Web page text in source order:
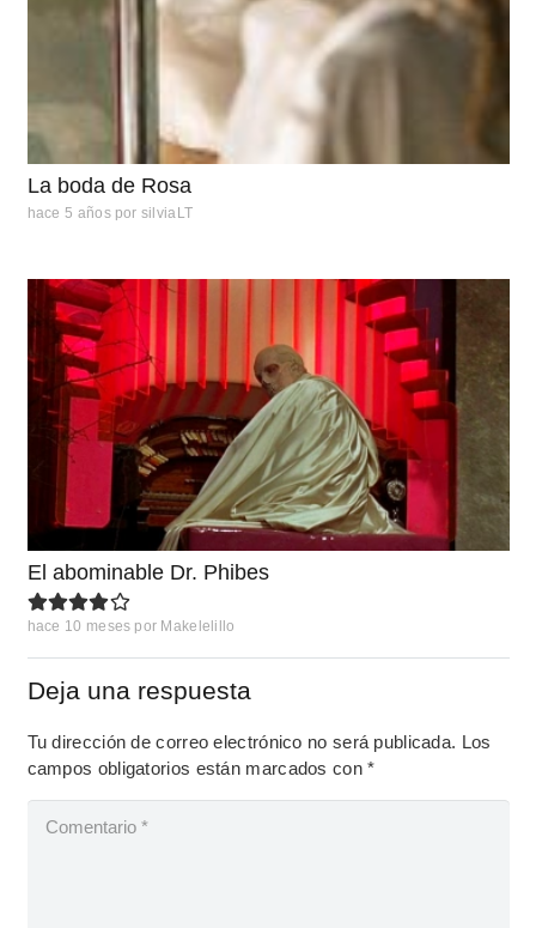
La boda de Rosa
hace 5 años por silviaLT
El abominable Dr. Phibes
hace 10 meses por Makelelillo
Deja una respuesta
Tu dirección de correo electrónico no será publicada. Los
campos obligatorios están marcados con*